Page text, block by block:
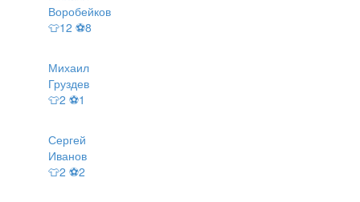
Воробейков
👕12 ⚽8
Михаил
Груздев
👕2 ⚽1
Сергей
Иванов
👕2 ⚽2